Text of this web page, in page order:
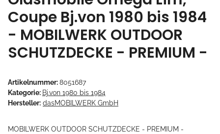
Coupe Bj.von 1980 bis 1984
- MOBILWERK OUTDOOR
SCHUTZDECKE - PREMIUM -
Artikelnummer:8051687
Kategorie: Bj.von 1980 bis 1984
Hersteller: dasMOBILWERK GmbH
MOBILWERK OUTDOOR SCHUTZDECKE - PREMIUM -